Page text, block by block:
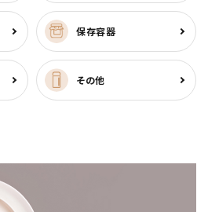
保存容器
その他